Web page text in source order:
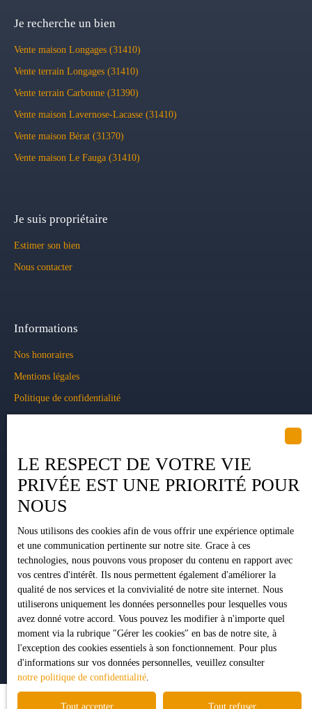
Je recherche un bien
Vente maison Longages (31410)
Vente terrain Longages (31410)
Vente terrain Carbonne (31390)
Vente maison Lavernose-Lacasse (31410)
Vente maison Bérat (31370)
Vente maison Le Fauga (31410)
Je suis propriétaire
Estimer son bien
Nous contacter
Informations
Nos honoraires
Mentions légales
Politique de confidentialité
Propulsé par
+33 5 34 35 15 90
1 Impasse Pujeau Rabé
31410 Lavernose-Lacasse
LE RESPECT DE VOTRE VIE
PRIVÉE EST UNE PRIORITÉ POUR
NOUS
Nous utilisons des cookies afin de vous offrir une expérience optimale
et une communication pertinente sur notre site. Grace à ces
technologies, nous pouvons vous proposer du contenu en rapport avec
vos centres d'intérêt. Ils nous permettent également d'améliorer la
qualité de nos services et la convivialité de notre site internet. Nous
utiliserons uniquement les données personnelles pour lesquelles vous
avez donné votre accord. Vous pouvez les modifier à n'importe quel
moment via la rubrique ″Gérer les cookies″ en bas de notre site, à
l'exception des cookies essentiels à son fonctionnement. Pour plus
d'informations sur vos données personnelles, veuillez consulter
notre politique de confidentialité.
Tout accepter Tout refuser